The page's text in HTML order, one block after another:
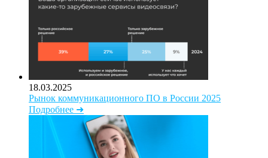
18.03.2025
Рынок коммуникационного ПО в России 2025
Подробнее ➜